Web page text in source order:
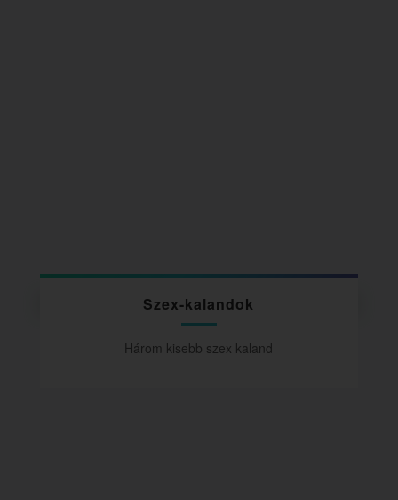
Szex-kalandok
Három kisebb szex kaland